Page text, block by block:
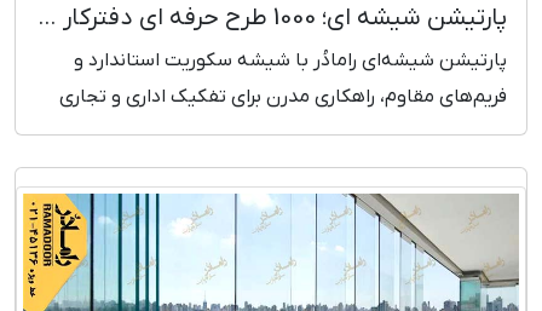
پارتیشن شیشه ای؛ 1000 طرح حرفه ای دفترکار (تحویل یک روزه)
پارتیشن شیشه‌ای رامادُر با شیشه سکوریت استاندارد و
فریم‌های مقاوم، راهکاری مدرن برای تفکیک اداری و تجاری
است. ارائه طرح تخصصی، اندازه‌گیری دقیق، نصب سریع و
گارانتی معتبر. مشاهده قیمت و ثبت سفارش.